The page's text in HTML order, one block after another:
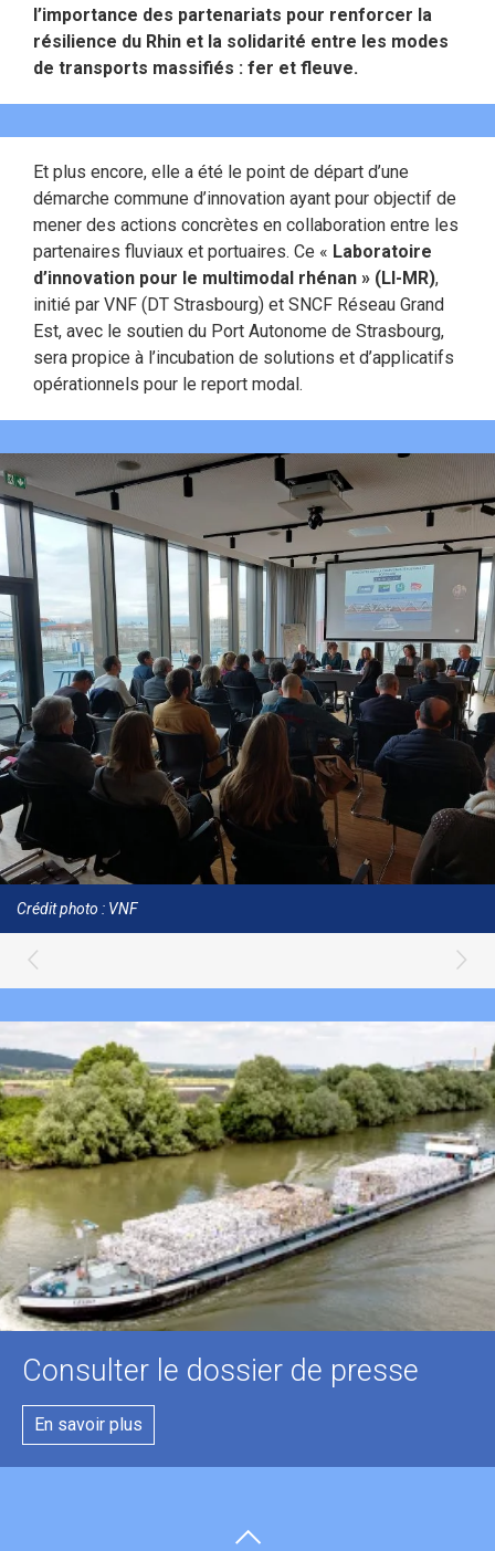
l’importance des partenariats pour renforcer la
résilience du Rhin et la solidarité entre les modes
de transports massifiés : fer et fleuve.
Et plus encore, elle a été le point de départ d’une
démarche commune d’innovation ayant pour objectif de
mener des actions concrètes en collaboration entre les
partenaires fluviaux et portuaires. Ce « Laboratoire
d’innovation pour le multimodal rhénan » (LI-MR),
initié par VNF (DT Strasbourg) et SNCF Réseau Grand
Est, avec le soutien du Port Autonome de Strasbourg,
sera propice à l’incubation de solutions et d’applicatifs
opérationnels pour le report modal.
Crédit photo : VNF
Consulter le dossier de presse
En savoir plus